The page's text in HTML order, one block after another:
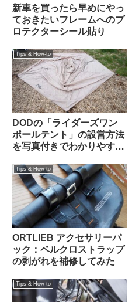
新車を買ったら早めにやっ
ておきたいフレームへのプ
ロテクターシール貼り
Tips & How-to
DODの「ライダーズワン
ポールテント」の設営方法
を写真付きでわかりやすく
Tips & How-to
ORTLIEB アクセサリーパ
ック：ベルクロストラップ
の剥がれを補修してみた
Tips & How-to